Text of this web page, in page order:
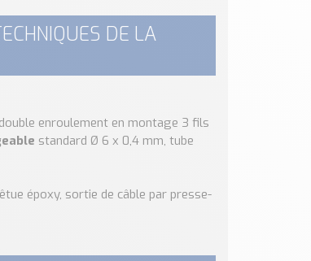
DE LA
enroulement en montage 3 fils
standard Ø 6 x 0,4 mm, tube
époxy, sortie de câble par presse-